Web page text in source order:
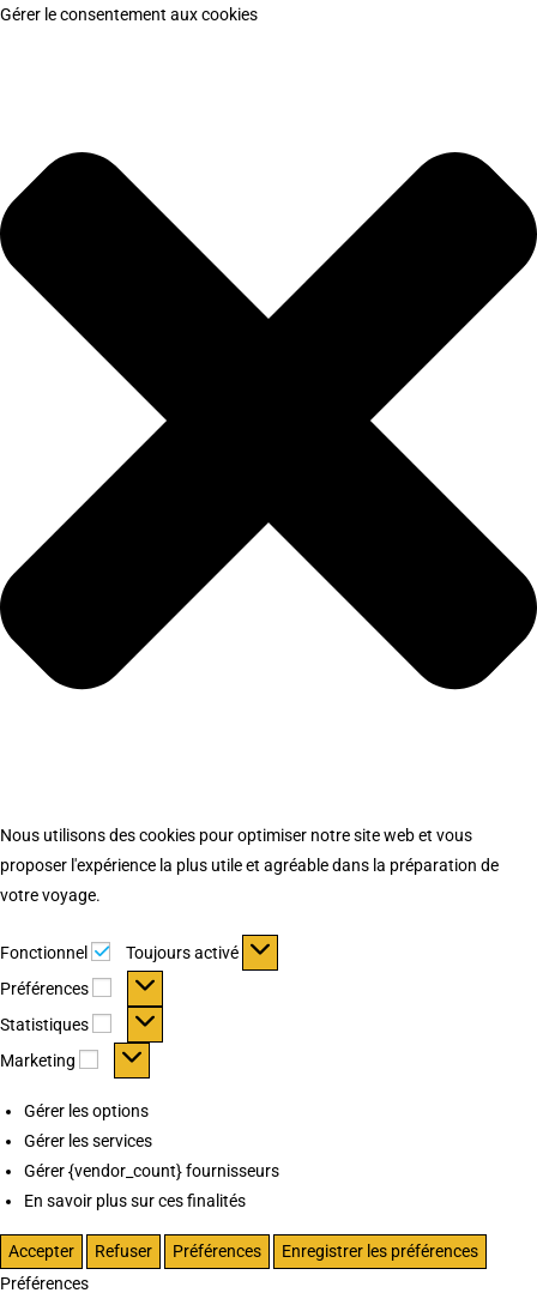
Gérer le consentement aux cookies
Nous utilisons des cookies pour optimiser notre site web et vous
proposer l'expérience la plus utile et agréable dans la préparation de
votre voyage.
Fonctionnel Fonctionnel
Toujours activé
Préférences
Préférences
Statistiques Statistiques
Marketing Marketing
Gérer les options
Gérer les services
Gérer {vendor_count} fournisseurs
En savoir plus sur ces finalités
Accepter Refuser Préférences
Enregistrer les préférences
Préférences